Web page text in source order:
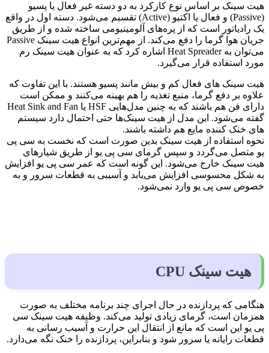
هیت سینک بر اساس نوع کارکرد به دو دسته غیر فعال یا پسیو
(Passive) و فعال یا اکتیو (Active) تقسیم می‌شود. دسته اول در واقع
یک رادیاتور است که از پره‌های آلومینیومی ساخته شده و از طریق
جریان هوا گرما را دفع می‌کند. از مهم‌ترین انواع هیت سینک Passive
می‌توان به Heat Spreader اشاره کرد که به عنوان هیت سینک رم
مورد استفاده قرار می‌گیرد.
هیت سینک های فعال کم و بیش مانند پسیو هستند. با این تفاوت که
علاوه بر دفع گرما، منبع تغذیه را هم بهینه می‌کنند و ممکن است
دارای فن هم باشند که به چنین مدل‌هایی HSF یا Heat Sink and Fan
گفته می‌شود. این مدل از هیت سینک‌ها حتی احتمال دارد سیستم
های خنک کننده مایع هم داشته باشند.
نحوه استفاده از هیت سینک بدین صورت است که نخست به سی پی
یو متصل می‌گردد و سپس گرمای سی پی یو از طریق شیارهای
هیت سینک خارج می‌شود. این گونه است که عمر سی پی یو افزایش
به شکل محسوسی افزایش می‌یابد و آسیبی به قطعات سرور و به
خصوص سی پی یو وارد نمی‌شود.
هیت سینک CPU
هنگامی که پردازنده در حال اجرای چند برنامه مختلف به صورت
همزمان است، گرمای زیادی تولید می‌کند. وظیفه هیت سینک سی
پی یو این است که مانع از انتقال این حرارت و آسیب رسانی به
قطعات رایانه یا سرور شود و بنابراین، پردازنده را خنک نگه می‌دارد.